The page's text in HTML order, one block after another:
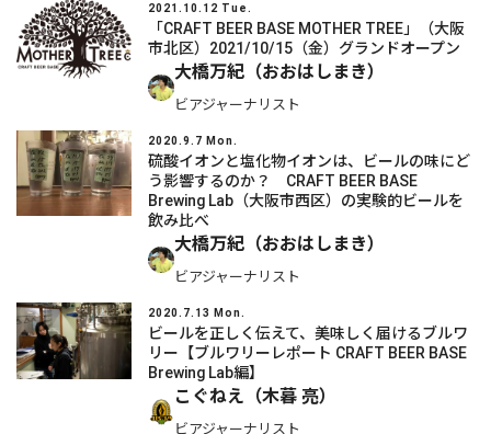
2021.10.12 Tue.
「CRAFT BEER BASE MOTHER TREE」（大阪
市北区）2021/10/15（金）グランドオープン
大橋万紀（おおはしまき）
ビアジャーナリスト
2020.9.7 Mon.
硫酸イオンと塩化物イオンは、ビールの味にど
う影響するのか？ CRAFT BEER BASE
Brewing Lab（大阪市西区）の実験的ビールを
飲み比べ
大橋万紀（おおはしまき）
ビアジャーナリスト
2020.7.13 Mon.
ビールを正しく伝えて、美味しく届けるブルワ
リー【ブルワリーレポート CRAFT BEER BASE
Brewing Lab編】
こぐねえ（木暮 亮）
ビアジャーナリスト